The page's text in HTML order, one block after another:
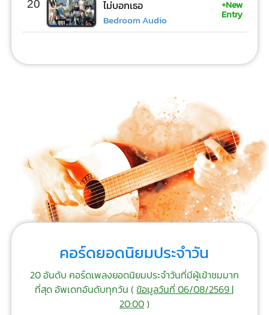
20 ไม่บอกเธอ
Bedroom Audio
+New
Entry
คอร์ดยอดนิยมประจำวัน
20 อันดับ คอร์ดเพลงยอดนิยมประจำวันที่มีผู้เข้าชมมาก
ที่สุด อัพเดทอันดับทุกวัน (ข้อมูลวันที่ 06/08/2569 |
20:00)